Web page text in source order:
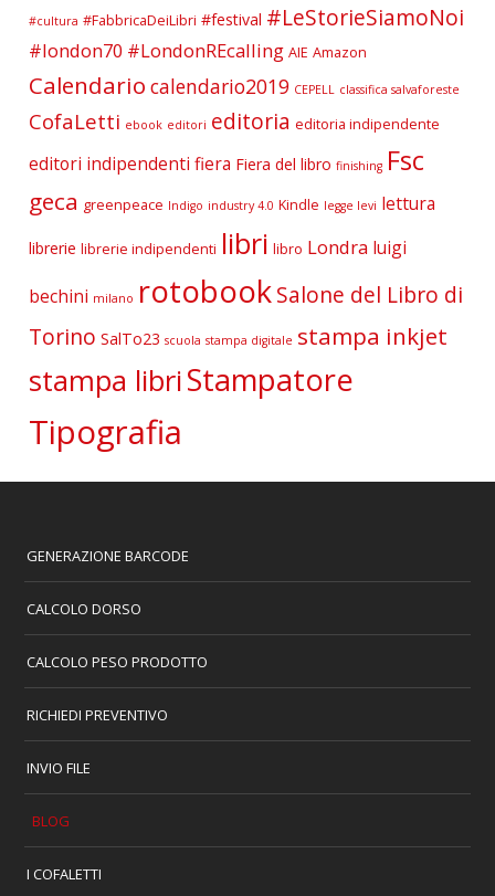
#cultura #FabbricaDeiLibri #festival #LeStorieSiamoNoi
#london70 #LondonREcalling AIE Amazon
Calendario calendario2019 CEPELL classifica salvaforeste
CofaLetti ebook editori editoria editoria indipendente
editori indipendenti fiera Fiera del libro finishing Fsc
geca greenpeace Indigo industry 4.0 Kindle legge levi lettura
librerie librerie indipendenti libri libro Londra luigi
bechini milano rotobookSalone del Libro di
Torino SalTo23 scuola stampa digitale stampa inkjet
stampa libriStampatore
Tipografia
GENERAZIONE BARCODE
CALCOLO DORSO
CALCOLO PESO PRODOTTO
RICHIEDI PREVENTIVO
INVIO FILE
BLOG
I COFALETTI